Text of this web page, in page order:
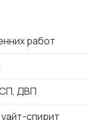
работ
ДВП
спирит